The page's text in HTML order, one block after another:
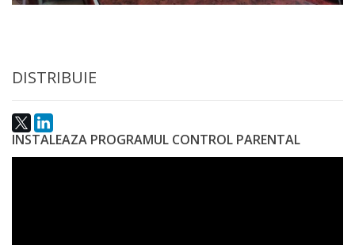
Știri
Evenimente
Acte
și
DISTRIBUIE
INSTALEAZA PROGRAMUL CONTROL PARENTAL